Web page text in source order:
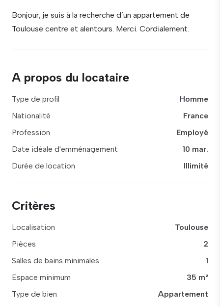
Bonjour, je suis à la recherche d’un appartement de
Toulouse centre et alentours. Merci. Cordialement.
A propos du locataire
Type de profil
Homme
Nationalité
France
Profession
Employé
Date idéale d'emménagement
10 mar.
Durée de location
Illimité
Critères
Localisation
Toulouse
Pièces
2
Salles de bains minimales
1
Espace minimum
35 m²
Type de bien
Appartement